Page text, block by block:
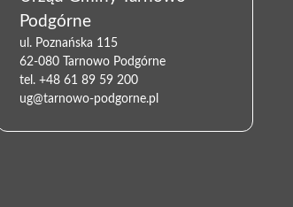
Podgórne
ul. Poznańska 115
62-080 Tarnowo Podgórne
tel. +48 61 89 59 200
ug@tarnowo-podgorne.pl